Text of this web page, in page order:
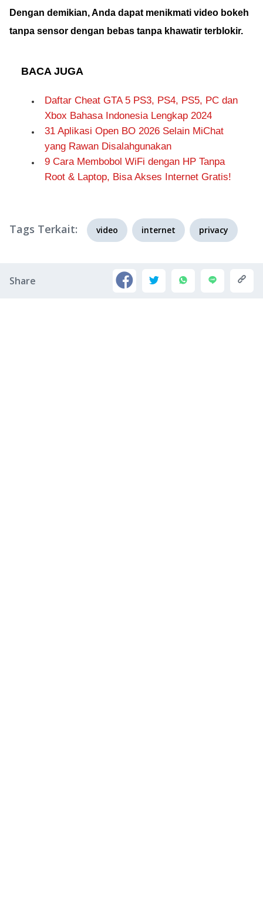
Dengan demikian, Anda dapat menikmati video bokeh
tanpa sensor dengan bebas tanpa khawatir terblokir.
BACA JUGA
Daftar Cheat GTA 5 PS3, PS4, PS5, PC dan
Xbox Bahasa Indonesia Lengkap 2024
31 Aplikasi Open BO 2026 Selain MiChat
yang Rawan Disalahgunakan
9 Cara Membobol WiFi dengan HP Tanpa
Root & Laptop, Bisa Akses Internet Gratis!
Tags Terkait: video internet privacy
Share